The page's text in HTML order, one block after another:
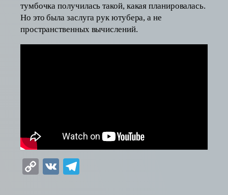
тумбочка получилась такой, какая планировалась.
Но это была заслуга рук ютубера, а не
пространственных вычислений.
Copy
VK